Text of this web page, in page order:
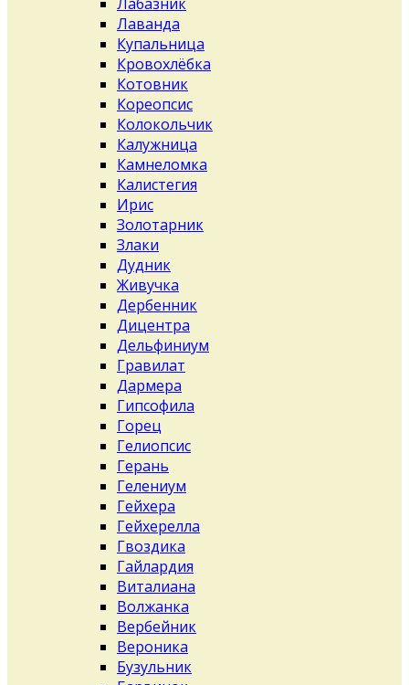
Лаванда
Купальница
Кровохлёбка
Котовник
Кореопсис
Колокольчик
Калужница
Камнеломка
Калистегия
Ирис
Золотарник
Злаки
Дудник
Живучка
Дербенник
Дицентра
Дельфиниум
Гравилат
Дармера
Гипсофила
Горец
Гелиопсис
Герань
Гелениум
Гейхера
Гейхерелла
Гвоздика
Гайлардия
Виталиана
Волжанка
Вербейник
Вероника
Бузульник